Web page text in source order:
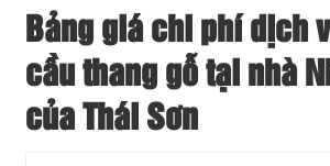
Bảng giá chi phí dịch
cầu thang gỗ tại nhà
của Thái Sơn